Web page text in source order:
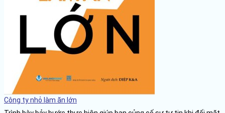
Công ty nhỏ làm ăn lớn